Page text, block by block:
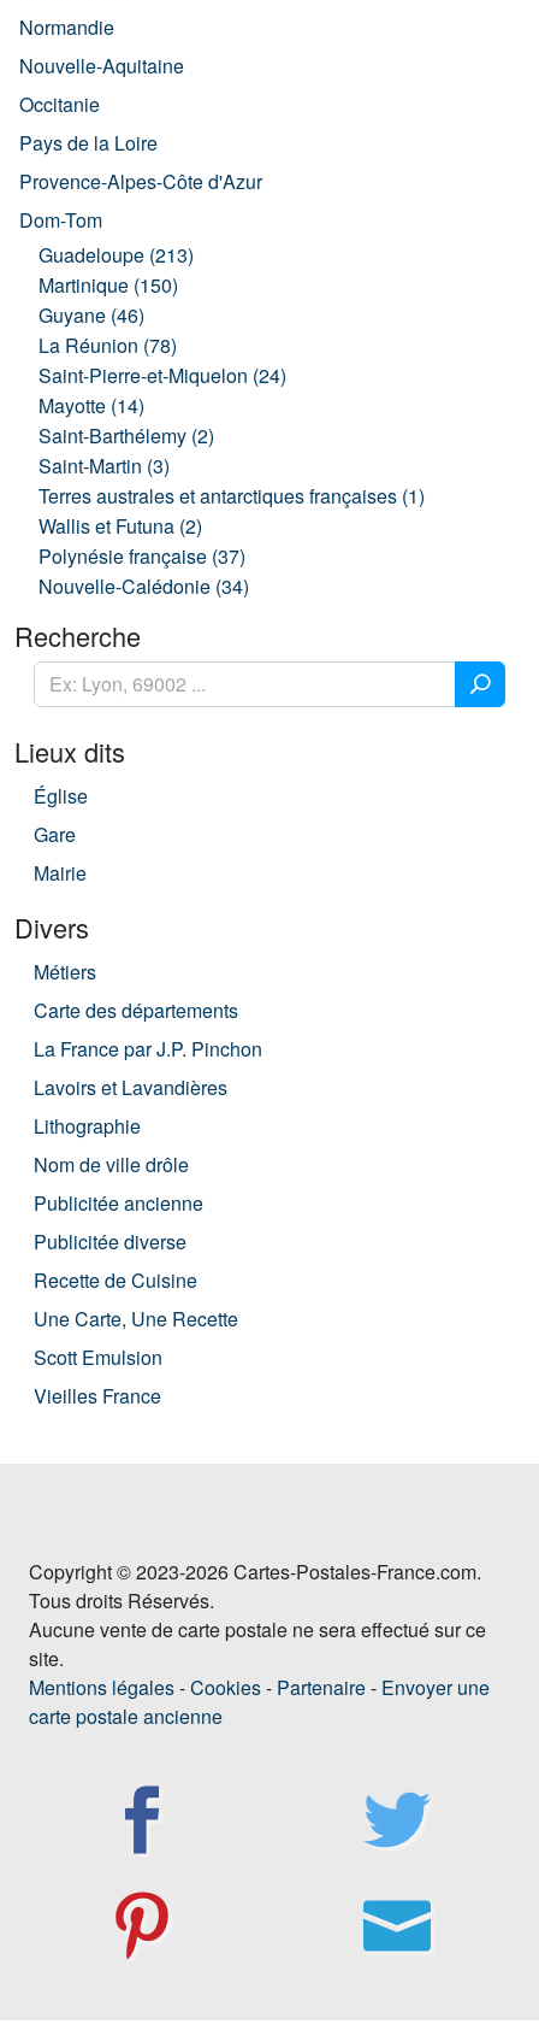
Normandie
Nouvelle-Aquitaine
Occitanie
Pays de la Loire
Provence-Alpes-Côte d'Azur
Dom-Tom
Guadeloupe (213)
Martinique (150)
Guyane (46)
La Réunion (78)
Saint-Pierre-et-Miquelon (24)
Mayotte (14)
Saint-Barthélemy (2)
Saint-Martin (3)
Terres australes et antarctiques françaises (1)
Wallis et Futuna (2)
Polynésie française (37)
Nouvelle-Calédonie (34)
Recherche
Lieux dits
Église
Gare
Mairie
Divers
Métiers
Carte des départements
La France par J.P. Pinchon
Lavoirs et Lavandières
Lithographie
Nom de ville drôle
Publicitée ancienne
Publicitée diverse
Recette de Cuisine
Une Carte, Une Recette
Scott Emulsion
Vieilles France
Copyright © 2023-2026 Cartes-Postales-France.com.
Tous droits Réservés.
Aucune vente de carte postale ne sera effectué sur ce
site.
Mentions légales-Cookies- Partenaire- Envoyer une
carte postale ancienne